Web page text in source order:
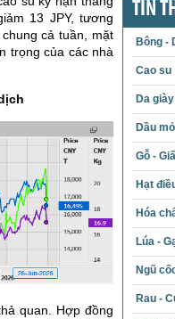
13 JPY, tương
cả tuần, mặt
trọng của các nhà
quan. Hợp đồng
TIN
Bông -
Cao su
Da giày
Dầu
Gỗ -
Hạt
Hóa
Lúa -
Ngũ
Rau -